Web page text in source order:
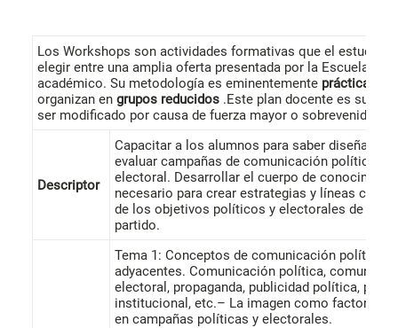
Los Workshops son actividades formativas que el
elegir entre una amplia oferta presentada por la Escuela
académico. Su metodología es eminentemente práctica
organizan en grupos reducidos .Este plan docente es
ser modificado por causa de fuerza mayor o sobrevenida.
Descriptor
Capacitar a los alumnos para saber diseñar,
evaluar campañas de comunicación política y
electoral. Desarrollar el cuerpo de
necesario para crear estrategias y líneas
de los objetivos políticos y electorales de
partido.
Tema 1: Conceptos de comunicación política y
adyacentes. Comunicación política,
electoral, propaganda, publicidad política,
institucional, etc.– La imagen como factor
en campañas políticas y electorales.